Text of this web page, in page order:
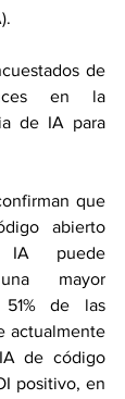
de
en la
de IA para
que
abierto
IA puede
mayor
51% de las
actualmente
de código
positivo, en